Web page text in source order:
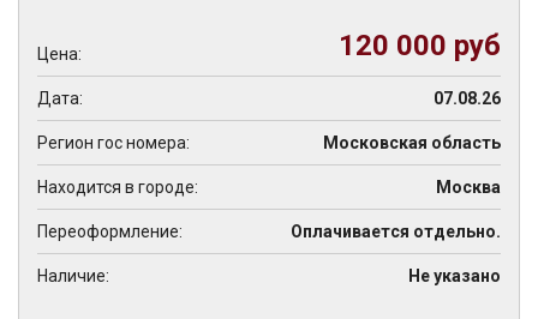
Цена: 120 000 руб
Дата: 07.08.26
Регион гос номера: Московская область
Находится в городе: Москва
Переоформление: Оплачивается отдельно.
Наличие: Не указано